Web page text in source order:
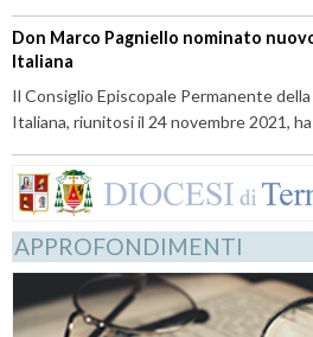
Don Marco Pagniello nominato
Italiana
Il Consiglio Episcopale Permanente
Italiana, riunitosi il 24 novembre 2021,
APPROFONDIMENTI